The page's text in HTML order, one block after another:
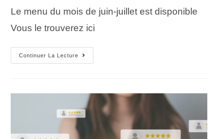
Le menu du mois de juin-juillet est disponible
Vous le trouverez ici
Continuer La Lecture